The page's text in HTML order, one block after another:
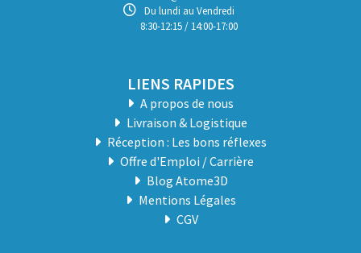
Du lundi au Vendredi
8:30-12:15 / 14:00-17:00
LIENS RAPIDES
A propos de nous
Livraison & Logistique
Réception : Les bons réflexes
Offre d'Emploi / Carrière
Blog Atome3D
Mentions Légales
CGV